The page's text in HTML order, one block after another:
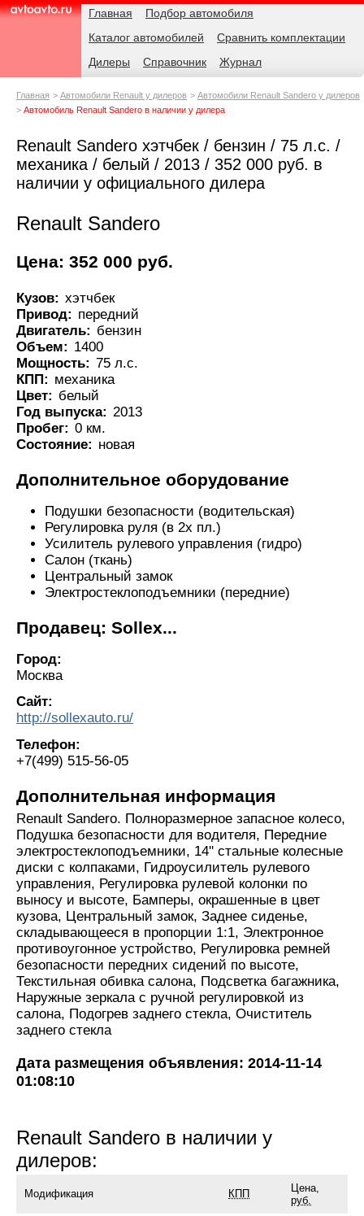
AvtoAvto.ru
Навигация Главная
Подбор автомобиля
Каталог автомобилей
Сравнить комплектации
Дилеры
Справочник Журнал
Родительские
Главная Автомобили Renault у дилеров
Автомобили Renault Sandero у дилеров
Автомобиль Renault Sandero в наличии у дилера
Renault Sandero хэтчбек / бензин / 75 л.с. /
механика / белый / 2013 / 352 000 руб. в
наличии у официального дилера
Renault Sandero
Цена: 352 000 руб.
Кузов: хэтчбек
Привод: передний
Двигатель: бензин
Объем: 1400
Мощность: 75 л.с.
КПП: механика
Цвет: белый
Год выпуска: 2013
Пробег: 0 км.
Состояние: новая
Дополнительное оборудование
Подушки безопасности (водительская)
Регулировка руля (в 2х пл.)
Усилитель рулевого управления (гидро)
Салон (ткань)
Центральный замок
Электростеклоподъемники (передние)
Продавец: Sollex...
Город:
Москва
Сайт:
http://sollexauto.ru/
Телефон:
+7(499) 515-56-05
Дополнительная информация
Renault Sandero. Полноразмерное запасное колесо,
Подушка безопасности для водителя, Передние
электростеклоподъемники, 14'' стальные колесные
диски с колпаками, Гидроусилитель рулевого
управления, Регулировка рулевой колонки по
выносу и высоте, Бамперы, окрашенные в цвет
кузова, Центральный замок, Заднее сиденье,
складывающееся в пропорции 1:1, Электронное
противоугонное устройство, Регулировка ремней
безопасности передних сидений по высоте,
Текстильная обивка салона, Подсветка багажника,
Наружные зеркала с ручной регулировкой из
салона, Подогрев заднего стекла, Очиститель
заднего стекла
Дата размещения объявления: 2014-11-14
01:08:10
Renault Sandero в наличии у
дилеров:
Модификация КПП
Цена,
руб.